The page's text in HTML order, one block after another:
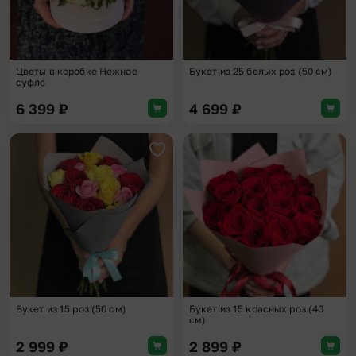
Цветы в коробке Нежное
суфле
6 399 ₽
Букет из 25 белых роз (50 см)
4 699 ₽
Добавить в избранное
Букет из 15 роз (50 см)
2 999 ₽
Букет из 15 красных роз (40
см)
2 899 ₽